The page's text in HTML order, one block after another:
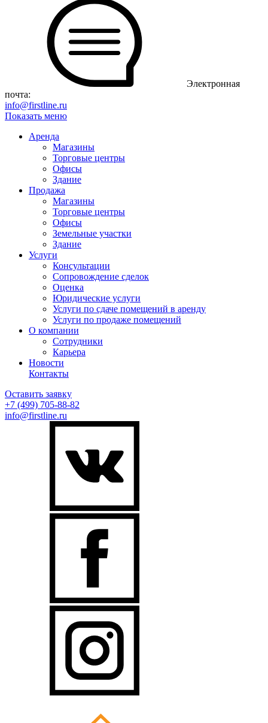
Электронная
почта:
info@firstline.ru
Показать меню
Аренда
Магазины
Торговые центры
Офисы
Здание
Продажа
Магазины
Торговые центры
Офисы
Земельные участки
Здание
Услуги
Консультации
Сопровождение сделок
Оценка
Юридические услуги
Услуги по сдаче помещений в аренду
Услуги по продаже помещений
О компании
Сотрудники
Карьера
Новости
Контакты
Оставить заявку
+7 (499) 705-88-82
info@firstline.ru